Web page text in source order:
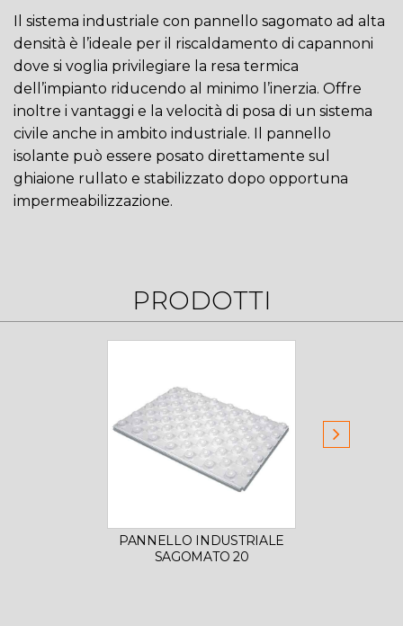
Il sistema industriale con pannello sagomato ad alta
densità è l’ideale per il riscaldamento di capannoni
dove si voglia privilegiare la resa termica
dell’impianto riducendo al minimo l’inerzia. Offre
inoltre i vantaggi e la velocità di posa di un sistema
civile anche in ambito industriale. Il pannello
isolante può essere posato direttamente sul
ghiaione rullato e stabilizzato dopo opportuna
impermeabilizzazione.
PRODOTTI
PANNELLO INDUSTRIALE
SAGOMATO 20